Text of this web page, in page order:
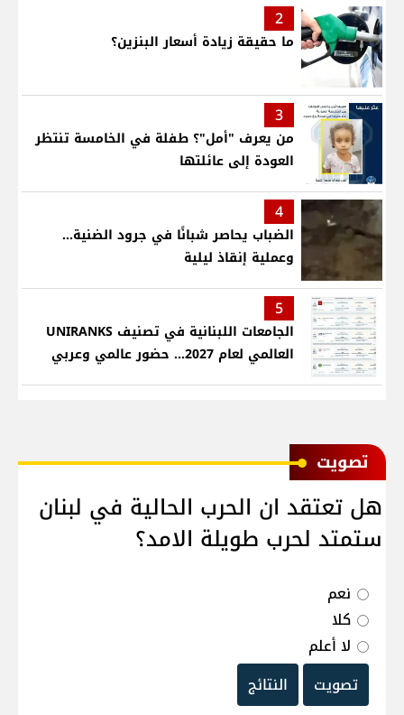
2
ما حقيقة زيادة أسعار البنزين؟
3
من يعرف "أمل"؟ طفلة في الخامسة تنتظر
العودة إلى عائلتها
4
الضباب يحاصر شبانًا في جرود الضنية...
وعملية إنقاذ ليلية
5
الجامعات اللبنانية في تصنيف UNIRANKS
العالمي لعام 2027... حضور عالمي وعربي
ﺗﺼﻮﻳﺖ
هل تعتقد ان الحرب الحالية في لبنان
ستمتد لحرب طويلة الامد؟
نعم
كلا
لا أعلم
تصويت
النتائج